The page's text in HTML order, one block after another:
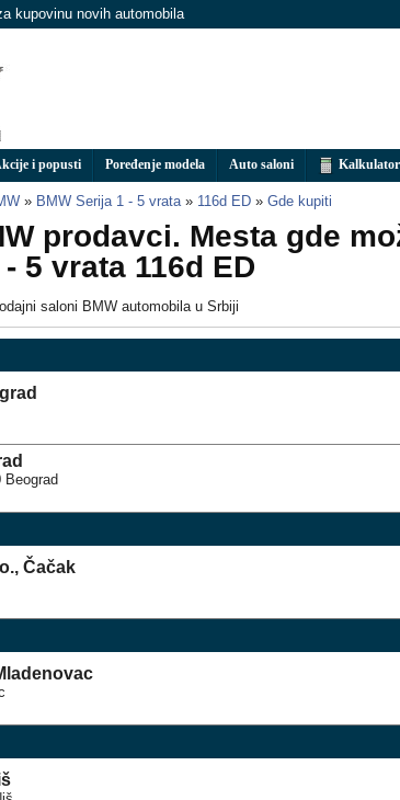
kupovinu novih automobila
i popusti Poređenje modela Auto saloni
» BMW Serija 1 - 5 vrata » 116d ED » Gde kupiti
prodavci. Mesta gde
5 vrata 116d ED
saloni BMW automobila u Srbiji
Beograd
Čačak